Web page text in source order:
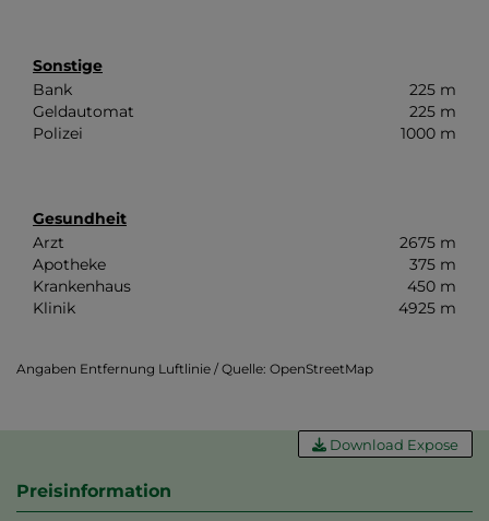
Sonstige
Bank
225 m
Geldautomat
225 m
Polizei
1000 m
Gesundheit
Arzt
2675 m
Apotheke
375 m
Krankenhaus
450 m
Klinik
4925 m
Angaben Entfernung Luftlinie / Quelle: OpenStreetMap
Download Expose
Preisinformation